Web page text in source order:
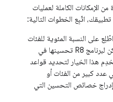
الإمكانات الكاملة لعمليات
على النسبة المئوية للفئات
والحقول والطُرق التي لا يمكن لبرنامج R8 تحسينها في
هذا الخيار لتحديد قواعد
عدد كبير من الفئات أو
خصائص التحسين التي